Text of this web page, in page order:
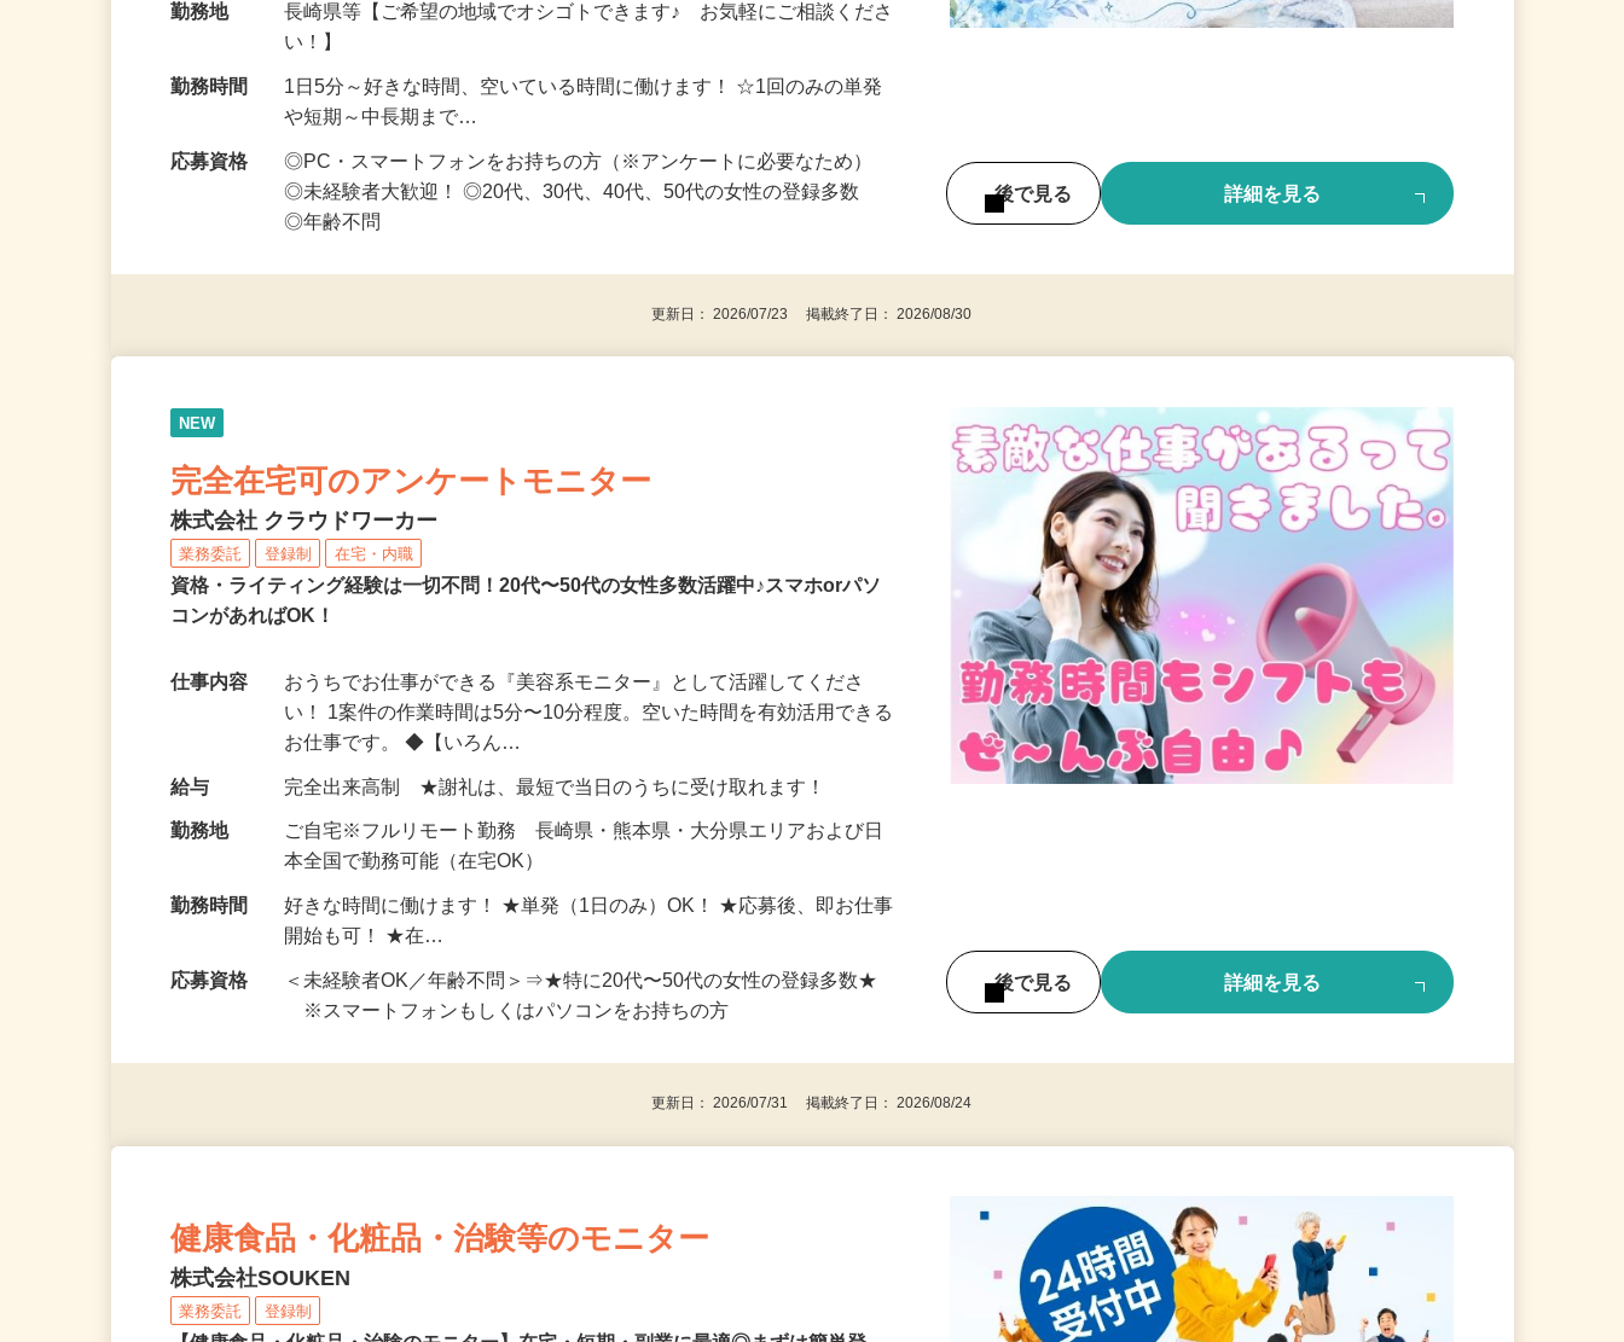
給与 時給1,500円以上（完全出来高制／時間額1,500円～5,000円）
い！】
や短期～中長期まで…
◎PC・スマートフォンをお持ちの方（※アンケートに必要なため）
◎年齢不問
NEW
完全在宅可のアンケートモニター
株式会社 クラウドワーカー
業務委託 登録制
コンがあればOK！
おうちでお仕事ができる『美容系モニター』として活躍してくださ
い！ 1案件の作業時間は5分〜10分程度。空いた時間を有効活用できる
お仕事です。 ◆【いろん…
完全出来高制 ★謝礼は、最短で当日のうちに受け取れます！
勤務地 ご自宅※フルリモート勤務 長崎県・熊本県・大分県エリアおよび日
本全国で勤務可能（在宅OK）
勤務時間 好きな時間に働けます！ ★単発（1日のみ）OK！ ★応募後、即お仕事
開始も可！ ★在…
健康食品・化粧品・治験等のモニター